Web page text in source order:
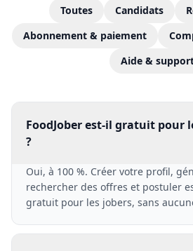
Toutes Candidats
Abonnement & paiement
Aide &
FoodJober est-il gratuit pour
?
Oui, à 100 %. Créer votre profil,
rechercher des offres et postuler
gratuit pour les jobers, sans